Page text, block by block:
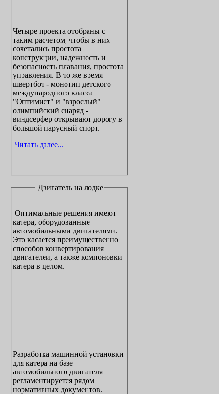
Четыре проекта отобраны с
таким расчетом, чтобы в них
сочетались простота
конструкции, надежность и
безопасность плавания, простота
управления. В то же время
швертбот - монотип детского
международного класса
"Оптимист" и "взрослый"
олимпийский снаряд -
виндсерфер открывают дорогу в
большой парусный спорт.
Читать далее...
Двигатель на лодке
Оптимальные решения имеют
катера, оборудованные
автомобильными двигателями.
Это касается преимущественно
способов конвертирования
двигателей, а также компоновки
катера в целом.
Разработка машинной установки
для катера на базе
автомобильного двигателя
регламентируется рядом
нормативных документов.